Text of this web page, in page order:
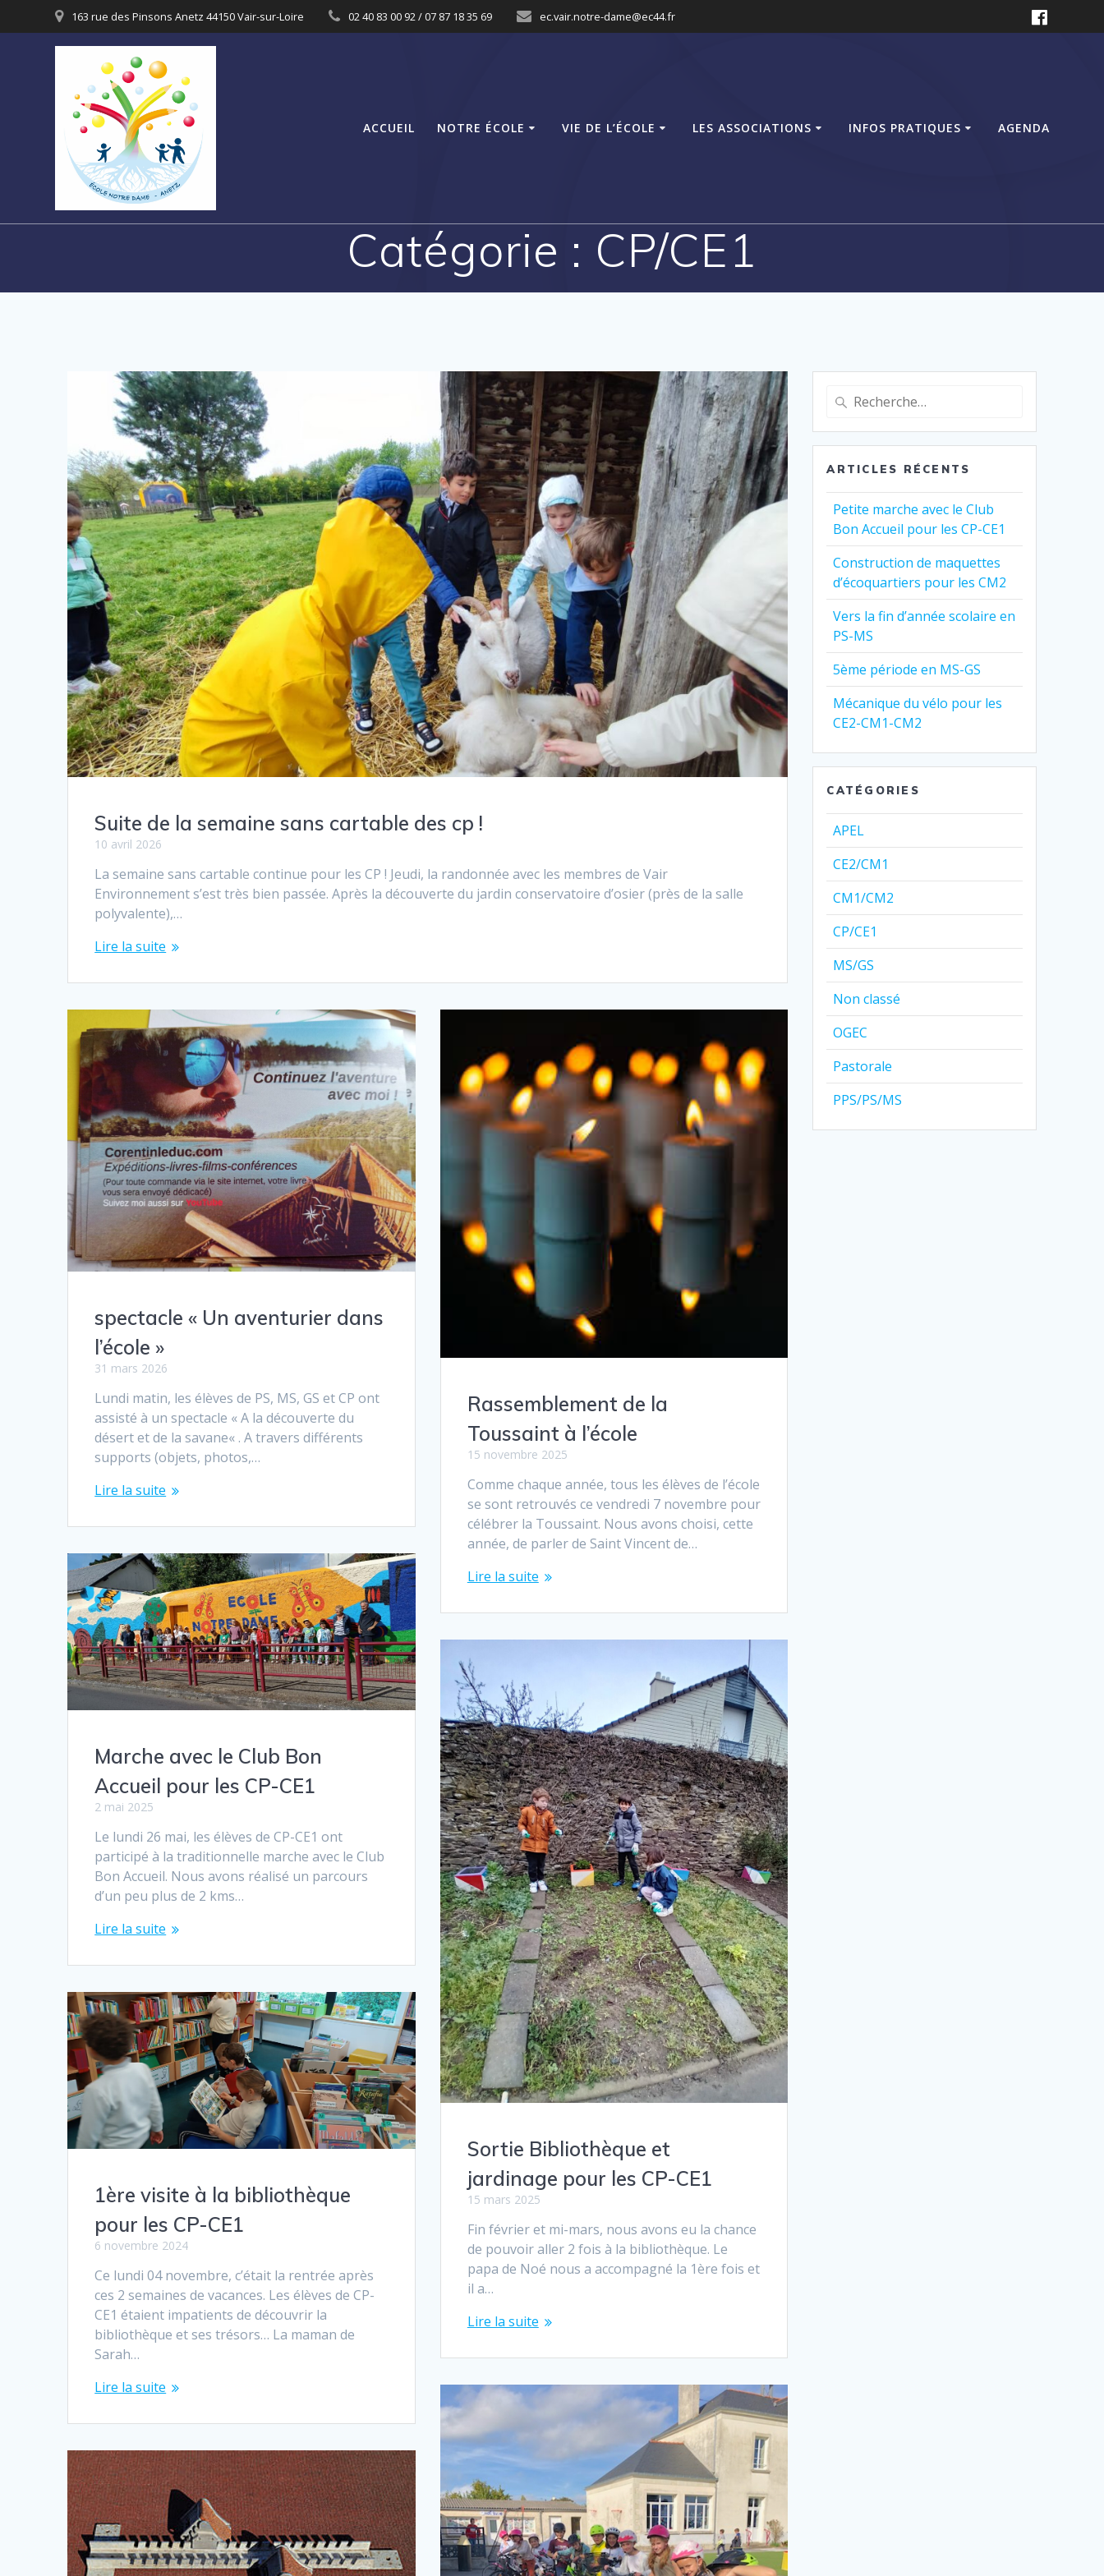
au
163 rue des Pinsons Anetz 44150 Vair-sur-Loire 02 40 83 00 92 / 07 87 18 35 69 ec.vair.notre-dame@ec44.fr
ACCUEIL NOTRE ÉCOLE VIE DE L’ÉCOLE LES ASSOCIATIONS INFOS PRATIQUES AGENDA
Catégorie : CP/CE1
Suite de la semaine sans cartable des cp !
10 avril 2026
La semaine sans cartable continue pour les CP ! Jeudi, la randonnée avec les membres de Vair
Environnement s’est très bien passée. Après la découverte du jardin conservatoire d’osier (près de la salle
polyvalente),…
Lire la suite
spectacle « Un aventurier dans
l’école »
31 mars 2026
Lundi matin, les élèves de PS, MS, GS et CP ont
assisté à un spectacle « A la découverte du
désert et de la savane« . A travers différents
supports (objets, photos,…
Lire la suite
Rassemblement de la
Toussaint à l’école
15 novembre 2025
Comme chaque année, tous les élèves de l’école
se sont retrouvés ce vendredi 7 novembre pour
célébrer la Toussaint. Nous avons choisi, cette
année, de parler de Saint Vincent de…
Lire la suite
Marche avec le Club Bon
Accueil pour les CP-CE1
2 mai 2025
Le lundi 26 mai, les élèves de CP-CE1 ont
participé à la traditionnelle marche avec le Club
Bon Accueil. Nous avons réalisé un parcours
d’un peu plus de 2 kms…
Lire la suite
Sortie Bibliothèque et
jardinage pour les CP-CE1
15 mars 2025
Fin février et mi-mars, nous avons eu la chance
de pouvoir aller 2 fois à la bibliothèque. Le
papa de Noé nous a accompagné la 1ère fois et
il a…
Lire la suite
1ère visite à la bibliothèque
pour les CP-CE1
6 novembre 2024
Ce lundi 04 novembre, c’était la rentrée après
ces 2 semaines de vacances. Les élèves de CP-
CE1 étaient impatients de découvrir la
bibliothèque et ses trésors… La maman de
Sarah…
Lire la suite
Recherche
pour
:
ARTICLES RÉCENTS
Petite marche avec le Club
Bon Accueil pour les CP-CE1
Construction de maquettes
d’écoquartiers pour les CM2
Vers la fin d’année scolaire en
PS-MS
5ème période en MS-GS
Mécanique du vélo pour les
CE2-CM1-CM2
CATÉGORIES
APEL
CE2/CM1
CM1/CM2
CP/CE1
MS/GS
Non classé
OGEC
Pastorale
PPS/PS/MS